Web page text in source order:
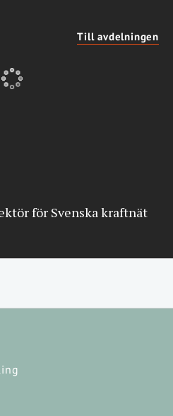
Till avdelningen
för Svenska kraftnät